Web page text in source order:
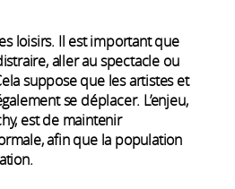
loisirs. Il est important que
aller au spectacle ou
suppose que les artistes et
se déplacer. L’enjeu,
est de maintenir
afin que la population